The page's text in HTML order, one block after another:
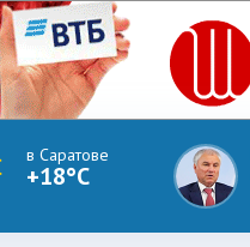
в Саратове
+18°C